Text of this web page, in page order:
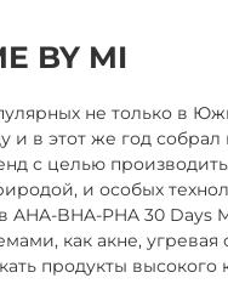
BY MI
не только в
и в этот же год
с целью
и особых
AHA-BHA-PHA 30
как акне,
продукты